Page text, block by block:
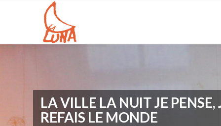
LA VILLE LA NUIT JE PENSE,
REFAIS LE MONDE